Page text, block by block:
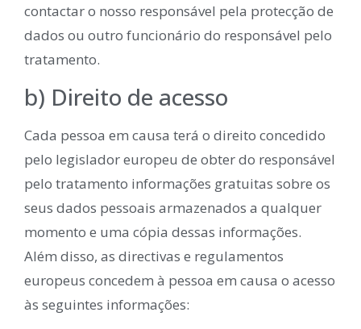
contactar o nosso responsável pela protecção de
dados ou outro funcionário do responsável pelo
tratamento.
b) Direito de acesso
Cada pessoa em causa terá o direito concedido
pelo legislador europeu de obter do responsável
pelo tratamento informações gratuitas sobre os
seus dados pessoais armazenados a qualquer
momento e uma cópia dessas informações.
Além disso, as directivas e regulamentos
europeus concedem à pessoa em causa o acesso
às seguintes informações: